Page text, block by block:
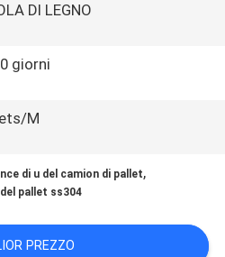
DI LEGNO
giorni
M
di u del camion di pallet,
pallet ss304
PREZZO